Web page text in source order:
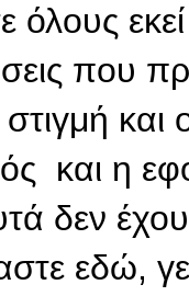
που
και
και η
δεν
εδώ,